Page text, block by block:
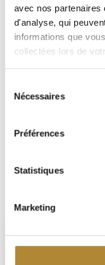
avec nos partenaires
d'analyse, qui
informations que
collectées lors de
Nécessaires
Préférences
Statistiques
Marketing
Dégustation :Belle
grenats. Au nez, cette
rouges et noirs bien
d'épices. La bouche
sur des tanins fondus.
Parfait en
bœuf aux figues, une
Conseils de service :